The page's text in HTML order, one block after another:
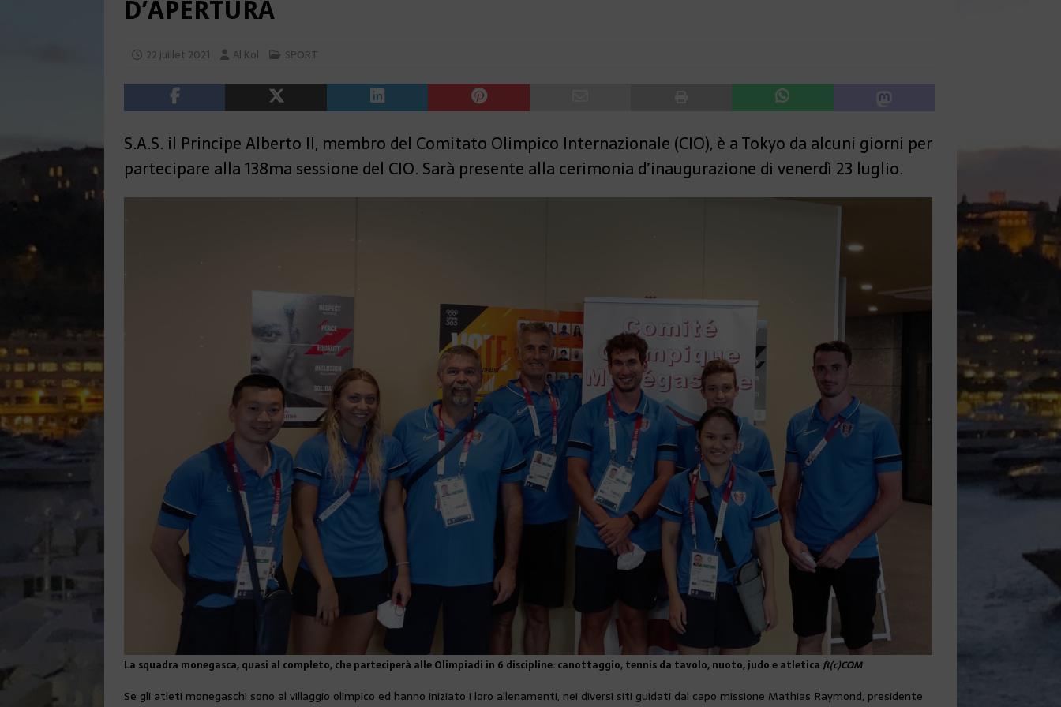
D’APERTURA
22 juillet 2021 Al Kol SPORT
S.A.S. il Principe Alberto II, membro del Comitato Olimpico Internazionale (CIO), è a Tokyo da alcuni giorni per
partecipare alla 138ma sessione del CIO. Sarà presente alla cerimonia d’inaugurazione di venerdì 23 luglio.
La squadra monegasca, quasi al completo, che parteciperà alle Olimpiadi in 6 discipline: canottaggio, tennis da tavolo, nuoto, judo e atletica ft(c)COM
Se gli atleti monegaschi sono al villaggio olimpico ed hanno iniziato i loro allenamenti, nei diversi siti guidati dal capo missione Mathias Raymond, presidente